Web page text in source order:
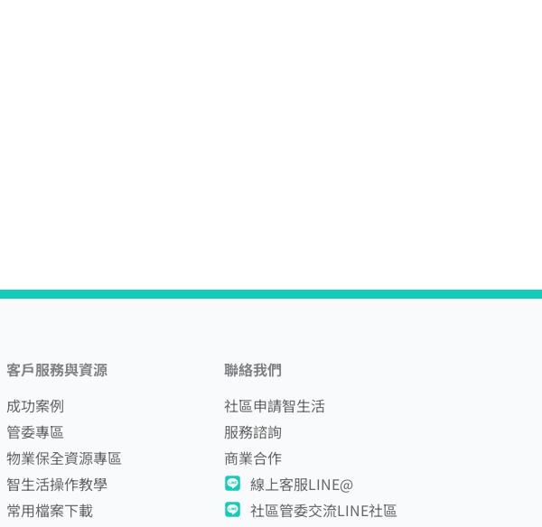
客戶服務與資源
成功案例
管委專區
物業保全資源專區
智生活操作教學
常用檔案下載
聯絡我們
社區申請智生活
服務諮詢
商業合作
線上客服LINE@
社區管委交流LINE社區